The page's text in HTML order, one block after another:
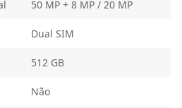
50 MP + 8 MP / 20 MP
Dual SIM
512 GB
Não